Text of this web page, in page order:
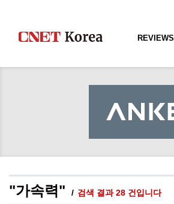
REVIEWS
"가속력" 검색 결과 28 건입니다